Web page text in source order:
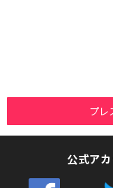
プレ
公式ア